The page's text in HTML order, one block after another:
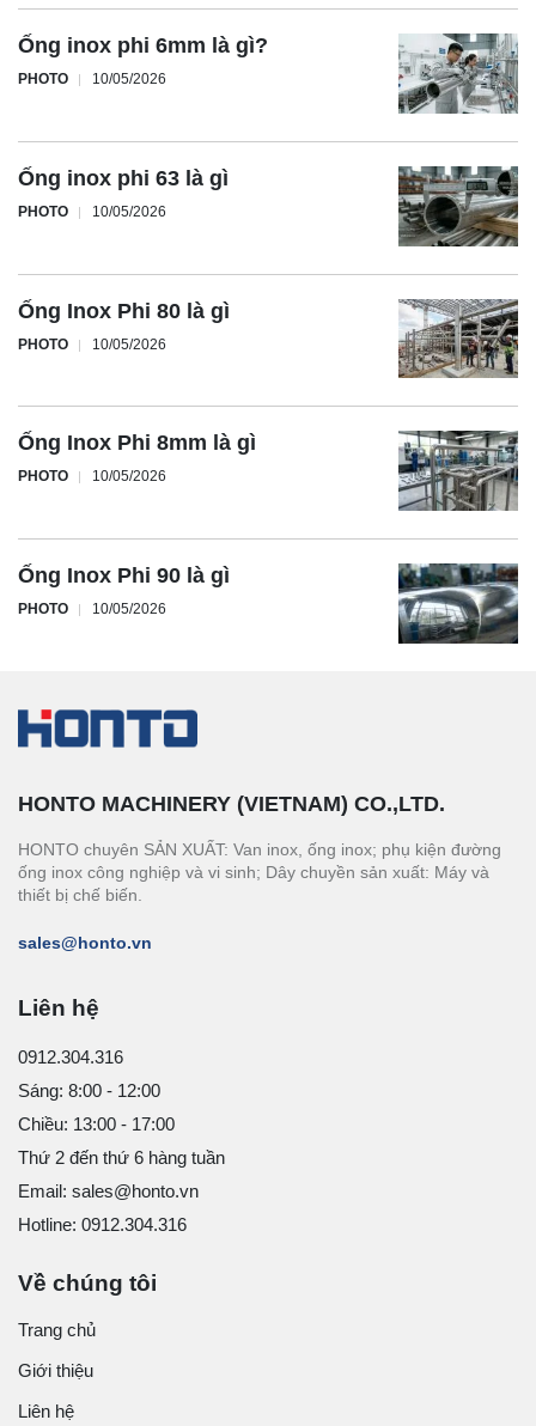
Ống inox phi 6mm là gì?
PHOTO 10/05/2026
Ống inox phi 63 là gì
PHOTO 10/05/2026
Ống Inox Phi 80 là gì
PHOTO 10/05/2026
Ống Inox Phi 8mm là gì
PHOTO 10/05/2026
Ống Inox Phi 90 là gì
PHOTO 10/05/2026
HONTO MACHINERY (VIETNAM) CO.,LTD.
HONTO chuyên SẢN XUẤT: Van inox, ống inox; phụ kiện đường
ống inox công nghiệp và vi sinh; Dây chuyền sản xuất: Máy và
thiết bị chế biến.
sales@honto.vn
Liên hệ
0912.304.316
Sáng: 8:00 - 12:00
Chiều: 13:00 - 17:00
Thứ 2 đến thứ 6 hàng tuần
Email: sales@honto.vn
Hotline: 0912.304.316
Về chúng tôi
Trang chủ
Giới thiệu
Liên hệ